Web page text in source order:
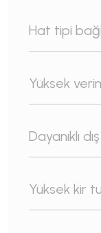
Hat tipi
Yüksek
Dayanıklı
Yüksek kir